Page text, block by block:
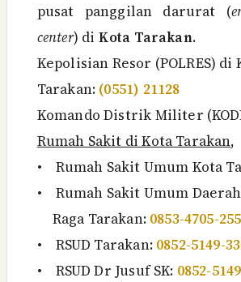
pusat panggilan darurat (
center) di Kota Tarakan.
Kepolisian Resor (POLRES) di
Tarakan: (0551) 21128
Komando Distrik Militer
Rumah Sakit di Kota Tarakan,
•
Rumah Sakit Umum Kota
•
Rumah Sakit Umum
Raga Tarakan: 0853-4705-
•
RSUD Tarakan: 0852-5149-
•
RSUD Dr Jusuf SK: 0852-